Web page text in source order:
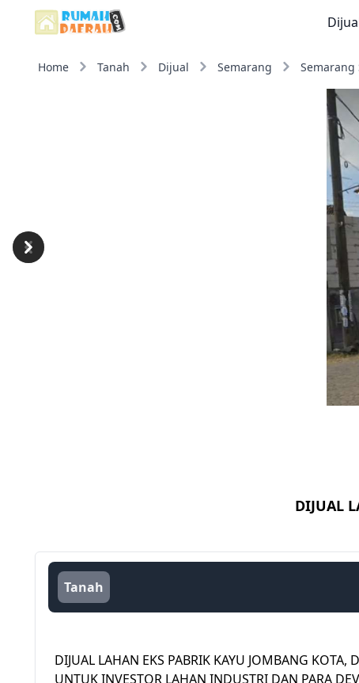
Home Tanah Dijual Semarang Semarang
Previous
Next
DIJUAL
Tanah
DIJUAL LAHAN EKS PABRIK KAYU JOMBANG KOTA,
UNTUK INVESTOR LAHAN INDUSTRI DAN PARA